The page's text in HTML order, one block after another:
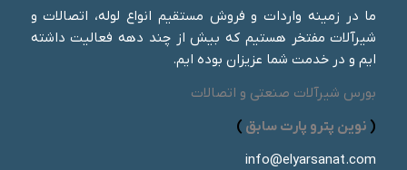
ما در زمینه واردات و فروش مستقیم انواع لوله، اتصالات و
شیرآلات مفتخر هستیم که بیش از چند دهه فعالیت داشته
ایم و در خدمت شما عزیزان بوده ایم.
بورس شیرآلات صنعتی و اتصالات
( نوین پترو پارت سابق )
info@elyarsanat.com